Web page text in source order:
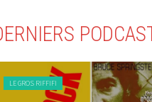
LE GROS RIFFIFI